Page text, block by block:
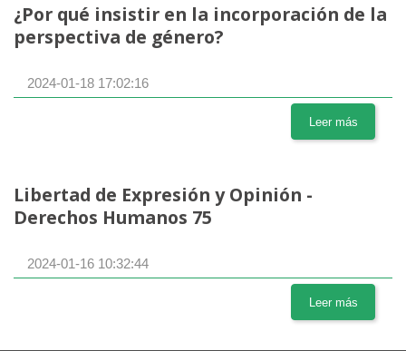
¿Por qué insistir en la incorporación de la
perspectiva de género?
2024-01-18 17:02:16
Leer más
Libertad de Expresión y Opinión -
Derechos Humanos 75
2024-01-16 10:32:44
Leer más